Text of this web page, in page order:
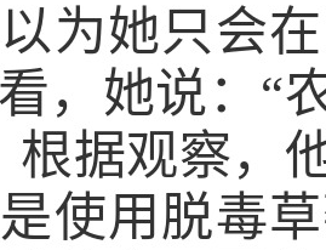
为她只会
，她说：“
根据观察，
使用脱毒